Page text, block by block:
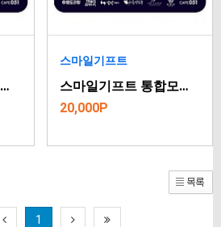
스마일기프트 통합모바일쿠폰 1만원권
스마일기프트
스마일기프트 통합모바일쿠폰 2만원권
20,000P
1